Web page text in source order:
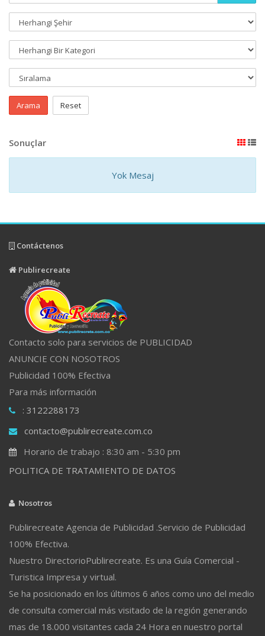
Arama Reset
Sonuçlar
Yok Mesaj
Contáctenos
Publirecreate
Contacto solo para servicios de PUBLICIDAD
ANUNCIE CON NOSOTROS
Publicidad 100% Efectiva
Para más información
: 3122288173
contacto@publirecreate.com.co
Horario de trabajo : 8:30 am - 5:30 pm
POLITICA DE TRATAMIENTO DE DATOS
Nosotros
Publirecreate Agencia de Publicidad .Servicio de Publicidad
100% Efectiva.
Nuestro DirectorioPublirecreate. Es una Guía Comercial -
Turistica Impresa y virtual.
Se ha posicionado en los últimos 6 años como uno del medio
de consulta comercial más visitado de la región generando
mas de 18.000 visitantes cada 24 Hora en nuestro portal